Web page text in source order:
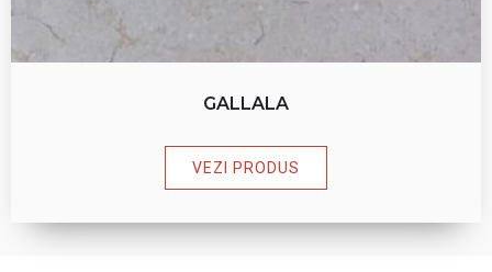
GALLALA
VEZI PRODUS